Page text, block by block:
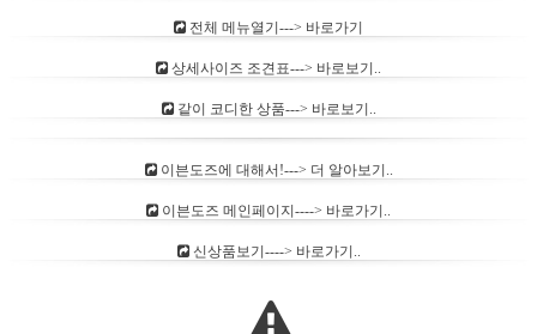
전체 메뉴열기---> 바로가기
상세사이즈 조견표---> 바로보기..
같이 코디한 상품---> 바로보기..
이븐도즈에 대해서!---> 더 알아보기..
이븐도즈 메인페이지----> 바로가기..
신상품보기----> 바로가기..